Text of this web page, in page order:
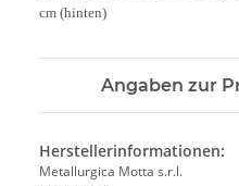
cm (hinten)
Angaben zur
Herstellerinformationen:
Metallurgica Motta s.r.l.